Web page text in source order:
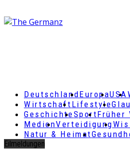
DeutschlandEuropaUSA
Wirtschaft Lifestyle
GeschichteSportFrüher
MedienVerteidigung
Natur & Heimat
Eilmeldungen